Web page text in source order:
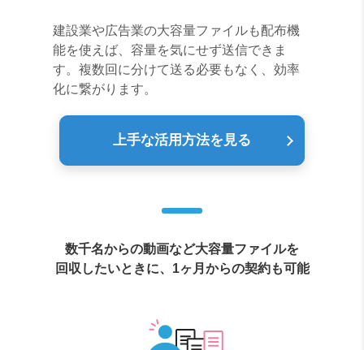
建設業や広告業の大容量ファイルも配布機
能を使えば、容量を気にせず送信できま
す。複数回に分けて送る必要もなく、効率
化に繋がります。
上手な活用方法を見る
数千名からの動画など大容量ファイルを
回収したいときに、1ヶ月からの契約も可能